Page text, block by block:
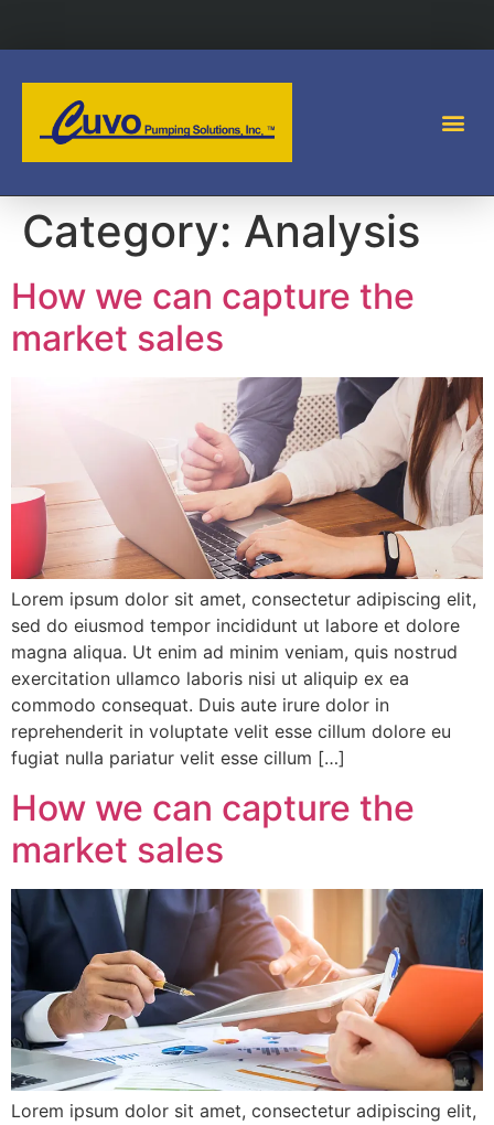
Category: Analysis
How we can capture the
market sales
Lorem ipsum dolor sit amet, consectetur adipiscing elit,
sed do eiusmod tempor incididunt ut labore et dolore
magna aliqua. Ut enim ad minim veniam, quis nostrud
exercitation ullamco laboris nisi ut aliquip ex ea
commodo consequat. Duis aute irure dolor in
reprehenderit in voluptate velit esse cillum dolore eu
fugiat nulla pariatur velit esse cillum […]
How we can capture the
market sales
Lorem ipsum dolor sit amet, consectetur adipiscing elit,